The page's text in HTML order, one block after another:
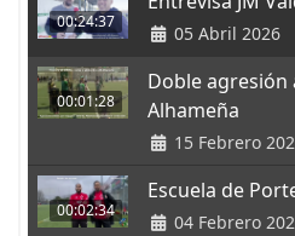
00:24:37
05 Abril 2026
00:01:28
Doble agresión
Alhameña
15 Febrero
00:02:34
Escuela de
04 Febrero